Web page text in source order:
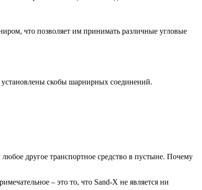
что позволяет им принимать различные угловые
скобы шарнирных соединений.
другое транспортное средство в пустыне. Почему
– это то, что Sand-X не является ни